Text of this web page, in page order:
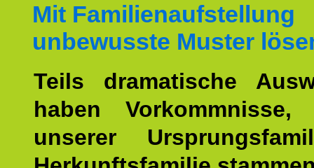
Mit Familienaufstellung
unbewusste Muster
Teils dramatische
haben
unserer